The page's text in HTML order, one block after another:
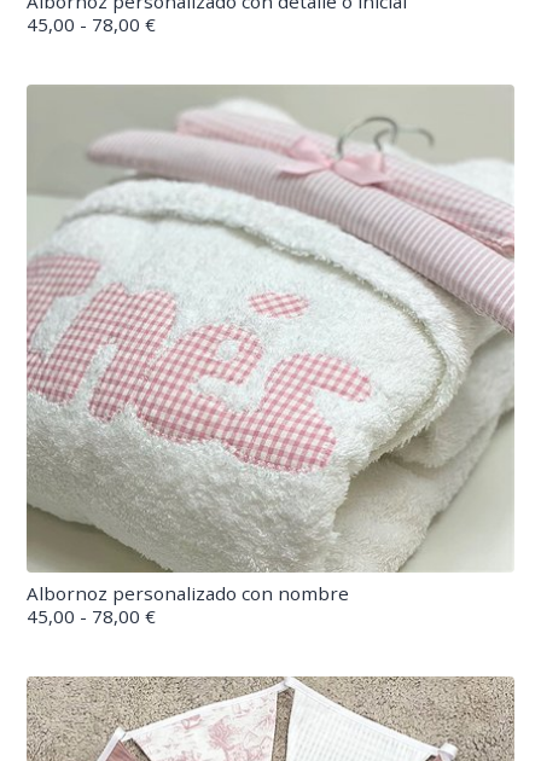
45,00 - 78,00 €
Albornoz personalizado con nombre
45,00 - 78,00 €